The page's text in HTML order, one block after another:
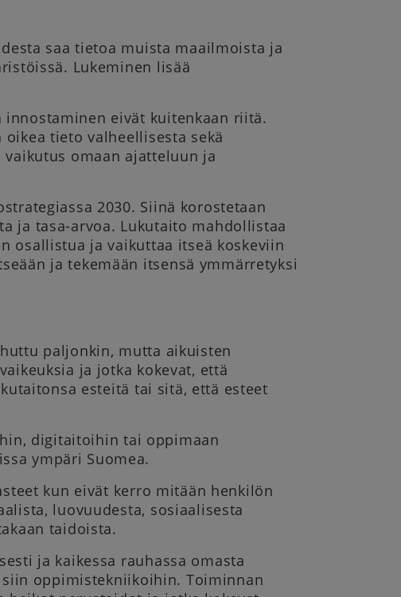
saa tietoa muista maailmoista ja
Lukeminen lisää
eivät kuitenkaan riitä.
tieto valheellisesta sekä
omaan ajatteluun ja
2030. Siinä korostetaan
ja tasa-arvoa. Lukutaito mahdollistaa
osallistua ja vaikuttaa itseä koskeviin
ja tekemään itsensä ymmärretyksi
paljonkin, mutta aikuisten
ja jotka kokevat, että
esteitä tai sitä, että esteet
digitaitoihin tai oppimaan
ympäri Suomea.
kun eivät kerro mitään henkilön
luovuudesta, sosiaalisesta
taidoista.
ja kaikessa rauhassa omasta
oppimistekniikoihin. Toiminnan